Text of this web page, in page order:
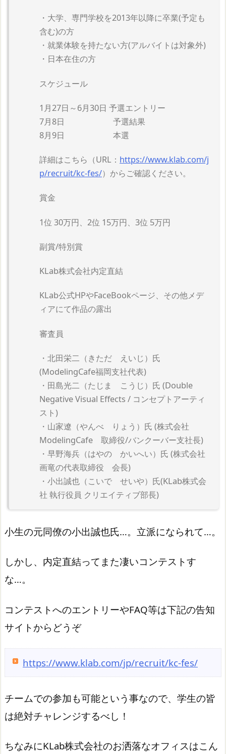
・大学、専門学校を2013年以降に卒業(予定も
含む)の方
・就業体験を持たない方(アルバイトは対象外)
・日本在住の方
スケジュール
1月27日～6月30日 予選エントリー
7月8日 予選結果
8月9日 本選
詳細はこちら（URL： https://www.klab.com/j
p/recruit/kc-fes/）からご確認ください。
賞金
1位 30万円、2位 15万円、3位 5万円
副賞/特別賞
KLab株式会社内定直結
KLab公式HPやFaceBookページ、その他メデ
ィアにて作品の露出
審査員
・北田栄二（きただ えいじ）氏
(ModelingCafe福岡支社代表)
・田島光二（たじま こうじ）氏 (Double
Negative Visual Effects / コンセプトアーティ
スト)
・山家遼（やんべ りょう）氏 (株式会社
ModelingCafe 取締役/バンクーバー支社長)
・早野海兵（はやの かいへい）氏 (株式会社
画竜の代表取締役 会長)
・小出誠也（こいで せいや）氏(KLab株式会
社 執行役員 クリエイティブ部長)
小生の元同僚の小出誠也氏…。立派になられて…。
しかし、内定直結ってまた凄いコンテストす
な…。
コンテストへのエントリーやFAQ等は下記の告知
サイトからどうぞ
https://www.klab.com/jp/recruit/kc-fes/
チームでの参加も可能という事なので、学生の皆
は絶対チャレンジするべし！
ちなみにKLab株式会社のお洒落なオフィスはこん